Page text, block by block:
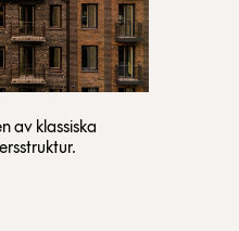
av klassiska